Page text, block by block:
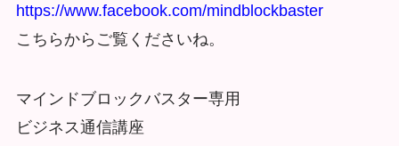
https://www.facebook.com/mindblockbaster
こちらからご覧くださいね。
マインドブロックバスター専用
ビジネス通信講座